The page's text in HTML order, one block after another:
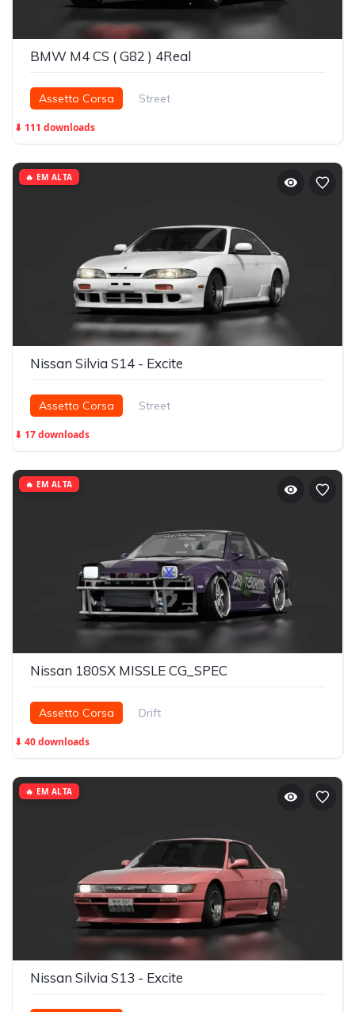
BMW M4 CS ( G82 ) 4Real
Assetto Corsa Street
⬇ 111 downloads
Nissan Silvia S14 - Excite
Assetto Corsa Street
⬇ 17 downloads
🔥 EM ALTA
Nissan 180SX MISSLE CG_SPEC
Assetto Corsa Drift
⬇ 40 downloads
🔥 EM ALTA
Nissan Silvia S13 - Excite
🔥 EM ALTA